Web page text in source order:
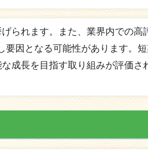
られます。また、業界内での高
要因となる可能性があります。
成長を目指す取り組みが評価さ